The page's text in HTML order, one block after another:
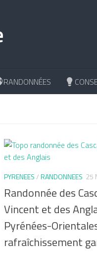
RANDONNÉES
PYRENEES/RANDONNEES 25
Randonnée des
Vincent et des
Pyrénées-
rafraîchissement